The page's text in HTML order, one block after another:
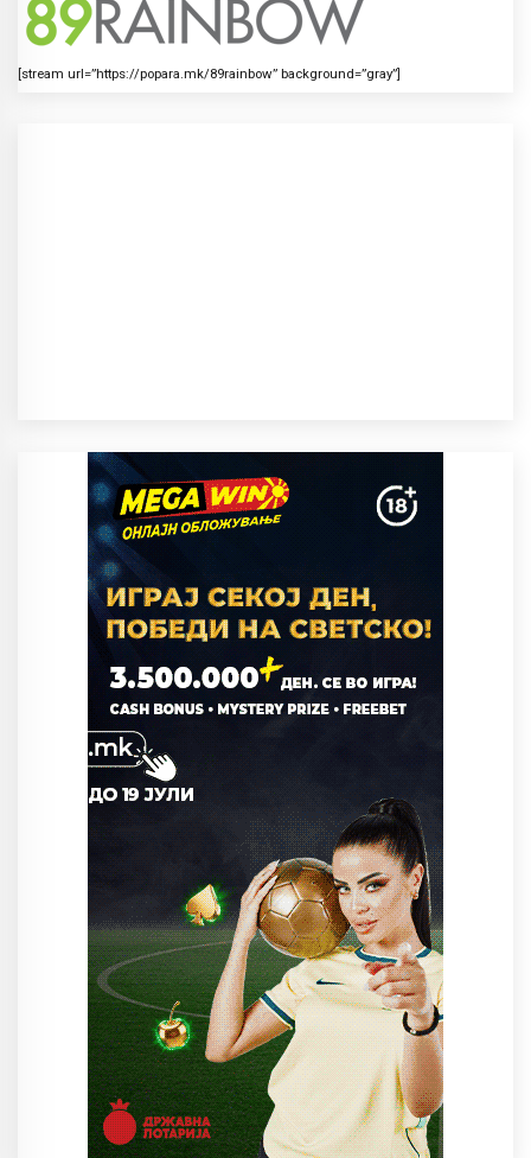
[stream url=”https://popara.mk/89rainbow” background=”gray”]